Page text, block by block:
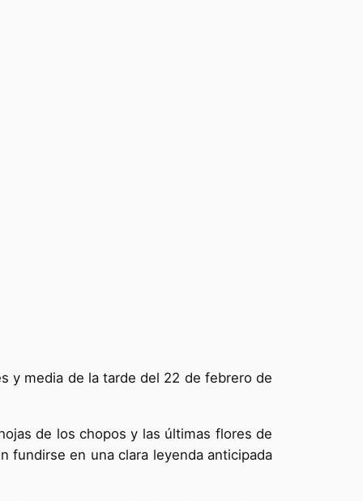
y media de la tarde del 22 de febrero de
de los chopos y las últimas flores de
fundirse en una clara leyenda anticipada